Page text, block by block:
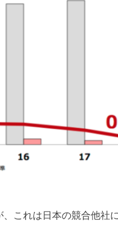
これは日本の競合他社